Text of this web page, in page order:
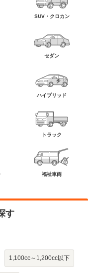
SUV・クロカン
セダン
ハイブリッド
トラック
福祉車両
す
1,100cc～1,200cc以下